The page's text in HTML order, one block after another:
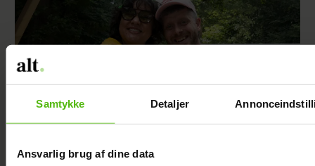
Samtykke Detaljer
Ansvarlig brug af dine data